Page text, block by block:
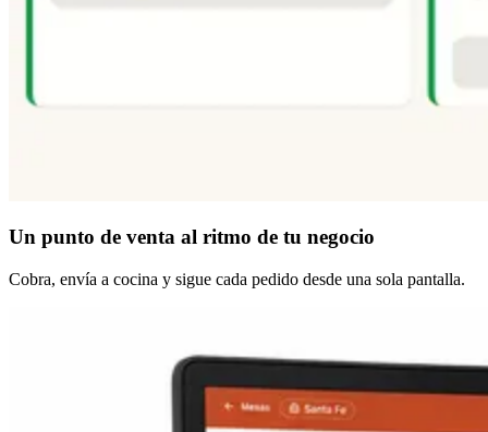
Un punto de venta al ritmo de tu negocio
Cobra, envía a cocina y sigue cada pedido desde una sola pantalla.